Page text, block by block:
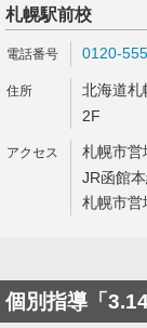
札幌駅前校
0120-
北海道札
2F
札幌市営
JR函館
札幌市営
個別指導「